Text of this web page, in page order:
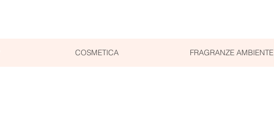
COSMETICA FRAGRANZE AMBIENTE